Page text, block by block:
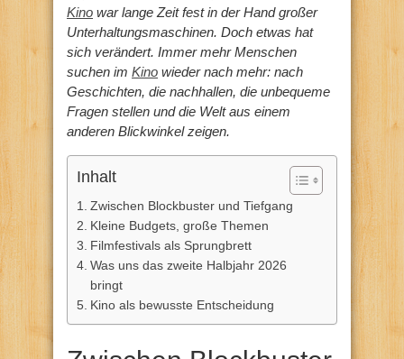
Kino war lange Zeit fest in der Hand großer
Unterhaltungsmaschinen. Doch etwas hat
sich verändert. Immer mehr Menschen
suchen im Kino wieder nach mehr: nach
Geschichten, die nachhallen, die unbequeme
Fragen stellen und die Welt aus einem
anderen Blickwinkel zeigen.
Inhalt
Zwischen Blockbuster und Tiefgang
Kleine Budgets, große Themen
Filmfestivals als Sprungbrett
Was uns das zweite Halbjahr 2026
bringt
Kino als bewusste Entscheidung